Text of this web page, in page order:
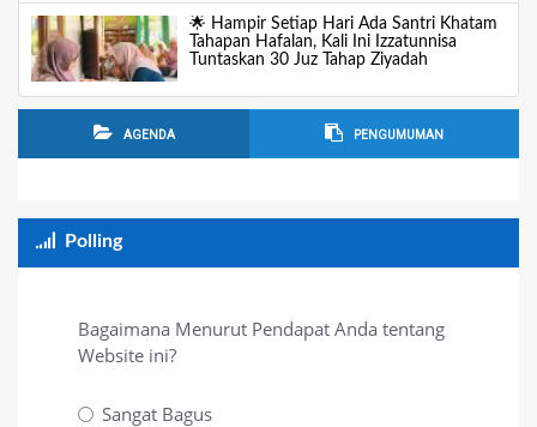
🌟 Hampir Setiap Hari Ada Santri Khatam
Tahapan Hafalan, Kali Ini Izzatunnisa
Tuntaskan 30 Juz Tahap Ziyadah
AGENDA PENGUMUMAN
Polling
Bagaimana Menurut Pendapat Anda tentang
Website ini?
Sangat Bagus